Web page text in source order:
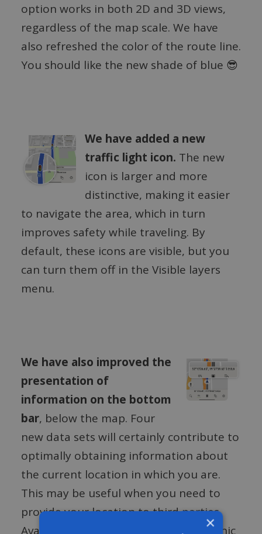
option works in both 2D and 3D views,
regardless of the map scale. We have
also refreshed the color of the route line.
You should like the new shade of blue 😎
We have added a new
traffic light icon. The new
icon is larger and more
distinctive, making it easier
to navigate the area, which in turn
improves safety while traveling. By
default, these icons are visible, but you
can turn them off in the Visible layers
menu.
We have also improved the
presentation of
information on the bottom
bar, below the map. Four
new data sets will certainly contribute to
optimally obtaining information about
the current location in which you are.
This may be useful when you need to
provide your location to third parties.
Available are, among others, geographic
×